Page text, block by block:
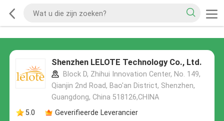
Shenzhen LELOTE Technology Co., Ltd.
Block D, Zhihui Innovation Center, No. 149,
Qianjin 2nd Road, Bao'an District, Shenzhen,
Guangdong, China 518126,CHINA
5.0
Geverifieerde Leverancier